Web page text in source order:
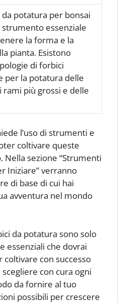
potatura per bonsai
essenziale
la forma e la
pianta. Esistono
di forbici
per la potatura delle
rami più grossi e delle
l’uso di strumenti e
coltivare queste
sezione “Strumenti
Iniziare” verranno
di base di cui hai
avventura nel mondo
da potatura sono solo
essenziali che dovrai
coltivare con successo
con cura ogni
da fornire al tuo
possibili per crescere